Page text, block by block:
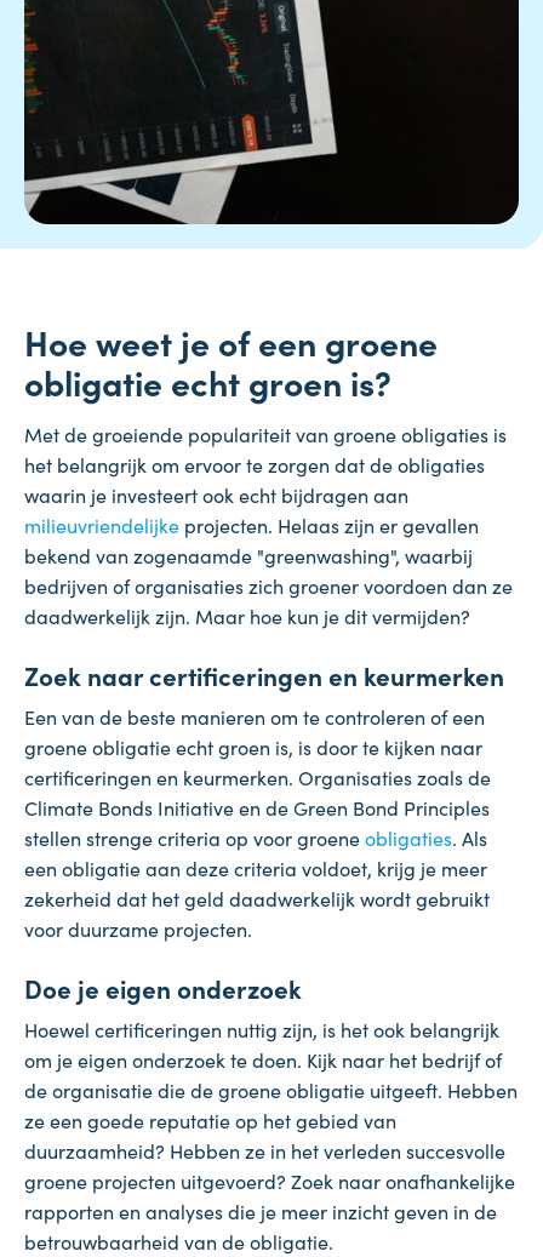
Hoe weet je of een groene
obligatie echt groen is?
Met de groeiende populariteit van groene obligaties is
het belangrijk om ervoor te zorgen dat de obligaties
waarin je investeert ook echt bijdragen aan
milieuvriendelijke projecten. Helaas zijn er gevallen
bekend van zogenaamde "greenwashing", waarbij
bedrijven of organisaties zich groener voordoen dan ze
daadwerkelijk zijn. Maar hoe kun je dit vermijden?
Zoek naar certificeringen en keurmerken
Een van de beste manieren om te controleren of een
groene obligatie echt groen is, is door te kijken naar
certificeringen en keurmerken. Organisaties zoals de
Climate Bonds Initiative en de Green Bond Principles
stellen strenge criteria op voor groeneobligaties. Als
een obligatie aan deze criteria voldoet, krijg je meer
zekerheid dat het geld daadwerkelijk wordt gebruikt
voor duurzame projecten.
Doe je eigen onderzoek
Hoewel certificeringen nuttig zijn, is het ook belangrijk
om je eigen onderzoek te doen. Kijk naar het bedrijf of
de organisatie die de groene obligatie uitgeeft. Hebben
ze een goede reputatie op het gebied van
duurzaamheid? Hebben ze in het verleden succesvolle
groene projecten uitgevoerd? Zoek naar onafhankelijke
rapporten en analyses die je meer inzicht geven in de
betrouwbaarheid van de obligatie.